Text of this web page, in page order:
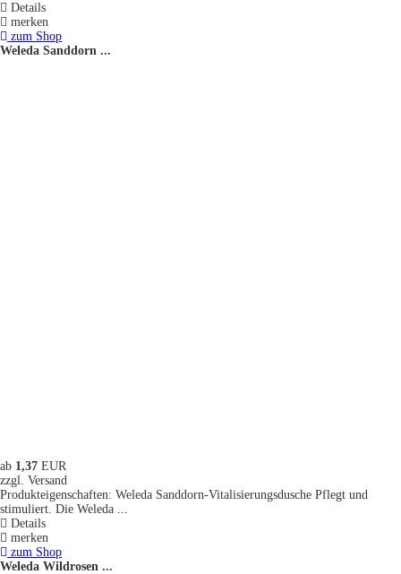
Details
merken
zum Shop
Weleda Sanddorn ...
ab 1,37 EUR
zzgl. Versand
Produkteigenschaften: Weleda Sanddorn-Vitalisierungsdusche Pflegt und
stimuliert. Die Weleda ...
Details
merken
zum Shop
Weleda Wildrosen ...